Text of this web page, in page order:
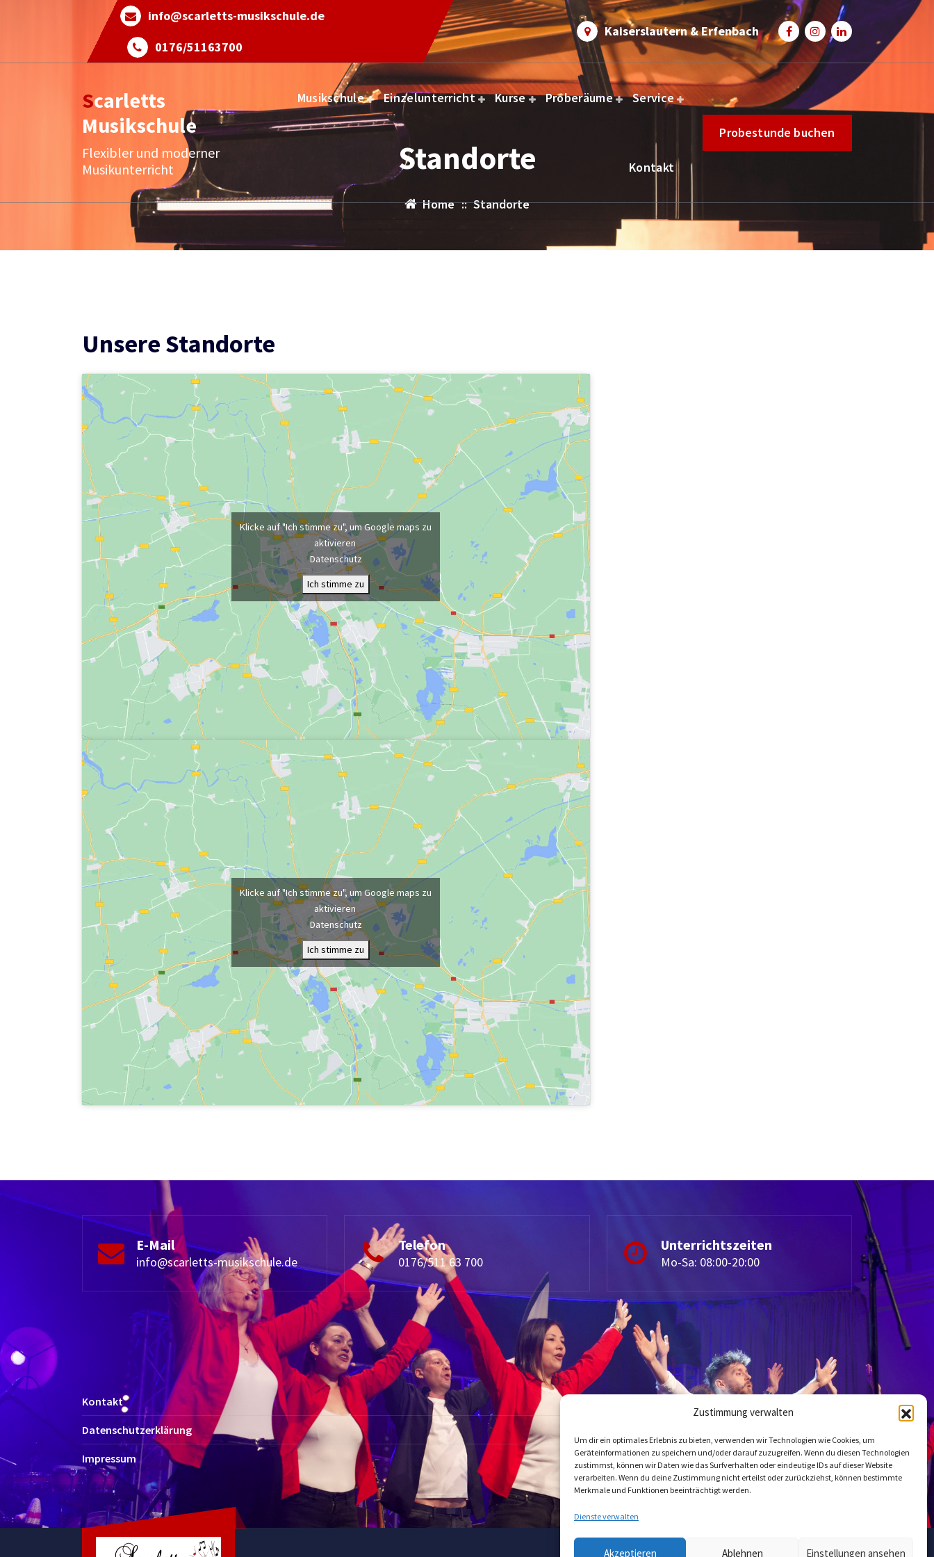
Zustimmung verwalten
Um dir ein optimales Erlebnis zu bieten, verwenden wir Technologien wie Cookies, um
Geräteinformationen zu speichern und/oder darauf zuzugreifen. Wenn du diesen Technologien
zustimmst, können wir Daten wie das Surfverhalten oder eindeutige IDs auf dieser Website
verarbeiten. Wenn du deine Zustimmung nicht erteilst oder zurückziehst, können bestimmte
Merkmale und Funktionen beeinträchtigt werden.
Dienste verwalten
Akzeptieren Ablehnen Einstellungen ansehen
info@scarletts-musikschule.de
0176/51163700
Kaiserslautern & Erfenbach
Scarletts
Musikschule
Flexibler und moderner
Musikunterricht
Musikschule Einzelunterricht Kurse Proberäume Service
Kontakt
Probestunde buchen
Standorte
Home :: Standorte
Unsere Standorte
Klicke auf "Ich stimme zu", um Google maps zu
aktivieren
Datenschutz
Ich stimme zu
Klicke auf "Ich stimme zu", um Google maps zu
aktivieren
Datenschutz
Ich stimme zu
E-Mail
info@scarletts-musikschule.de
Telefon
0176/511 63 700
Unterrichtszeiten
Mo-Sa: 08:00-20:00
Kontakt
Datenschutzerklärung
Impressum